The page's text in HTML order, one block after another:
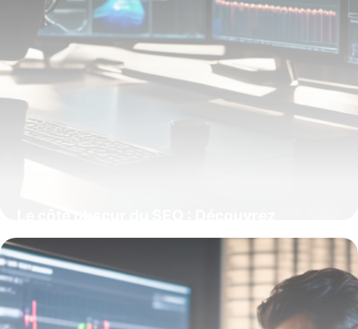
comment le référencement négatif peut
ruiner votre visibilité en ligne